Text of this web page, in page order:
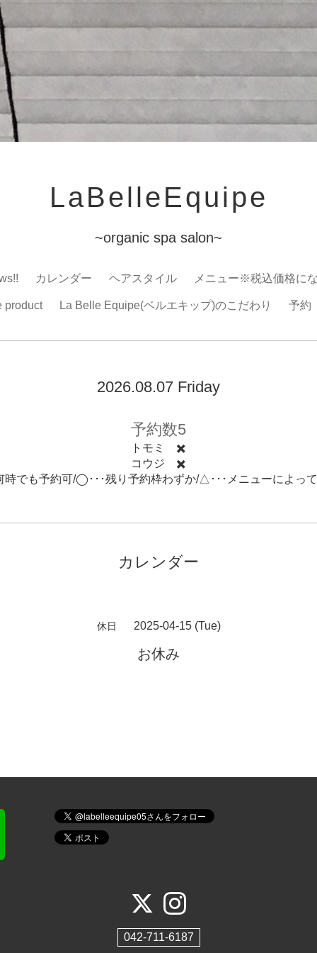
LaBelleEquipe
~organic spa salon~
カレンダー ヘアスタイル メニュー※税込価格に
product La Belle Equipe(ベルエキップ)のこだわり 予約
2026.08.07 Friday
予約数5
トモミ ✖️
コウジ ✖️
でも予約可/◯･･･残り予約枠わずか/△･･･メニューによっ
カレンダー
休日 2025-04-15 (Tue)
お休み
042-711-6187